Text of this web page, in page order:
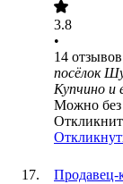
3.8
•
14 отзывов
посёлок
Купчино и
Можно без
Продавец-